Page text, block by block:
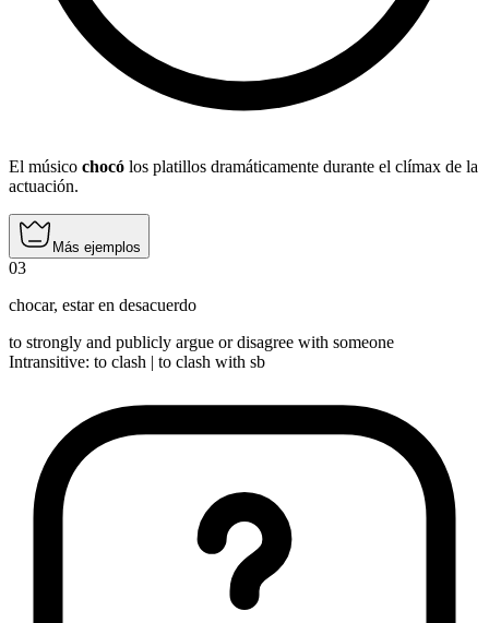
El músico chocó los platillos dramáticamente durante el clímax de la
actuación.
Más ejemplos
03
chocar, estar en desacuerdo
to strongly and publicly argue or disagree with someone
Intransitive: to clash | to clash with sb